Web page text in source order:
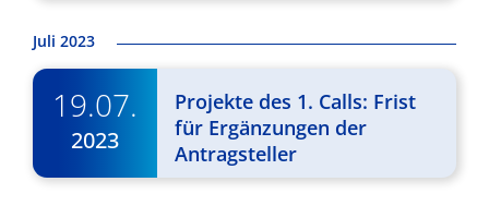
n
g
n
A
Juli 2023
19.07.
2023
Projekte des 1. Calls: Frist
für Ergänzungen der
Antragsteller